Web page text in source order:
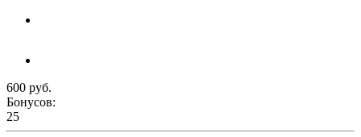
600 руб.
Бонусов:
25